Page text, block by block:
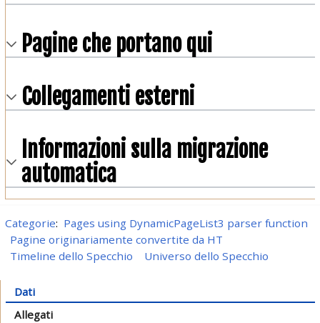
Pagine che portano qui
Collegamenti esterni
Informazioni sulla migrazione
automatica
Categorie: Pages using DynamicPageList3 parser function
Pagine originariamente convertite da HT
Timeline dello Specchio
Universo dello Specchio
Dati
Allegati